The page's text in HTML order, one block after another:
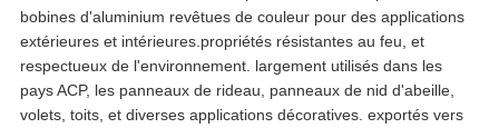
bobines d'aluminium revêtues de couleur pour des applications
extérieures et intérieures.propriétés résistantes au feu, et
respectueux de l'environnement. largement utilisés dans les
pays ACP, les panneaux de rideau, panneaux de nid d'abeille,
volets, toits, et diverses applications décoratives. exportés vers